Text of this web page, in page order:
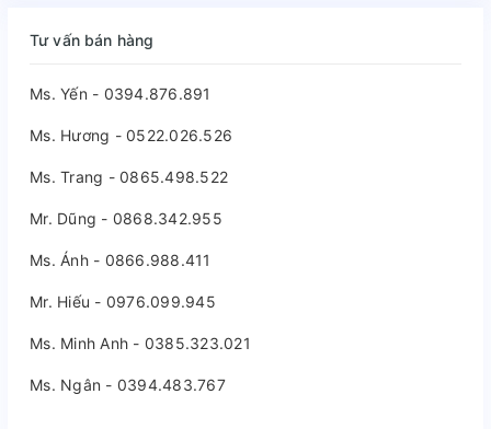
Tư vấn bán hàng
Ms. Yến - 0394.876.891
Ms. Hương - 0522.026.526
Ms. Trang - 0865.498.522
Mr. Dũng - 0868.342.955
Ms. Ánh - 0866.988.411
Mr. Hiếu - 0976.099.945
Ms. Minh Anh - 0385.323.021
Ms. Ngân - 0394.483.767